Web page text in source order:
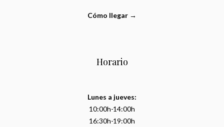
Cómo llegar →
Horario
Lunes a jueves:
10:00h-14:00h
16:30h-19:00h